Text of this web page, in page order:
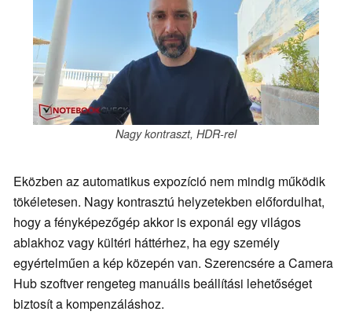
Nagy kontraszt, HDR-rel
Eközben az automatikus expozíció nem mindig működik
tökéletesen. Nagy kontrasztú helyzetekben előfordulhat,
hogy a fényképezőgép akkor is exponál egy világos
ablakhoz vagy kültéri háttérhez, ha egy személy
egyértelműen a kép közepén van. Szerencsére a Camera
Hub szoftver rengeteg manuális beállítási lehetőséget
biztosít a kompenzáláshoz.